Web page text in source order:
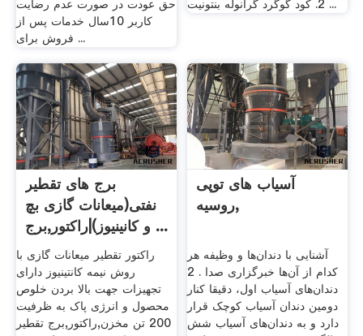
حق عودت در صورت عدم رضایت
کاربر 10سال خدمات پس از
فروش برای ...
2. کود گوگرد گرانوله بنتونیت ...
برج های تقطیر
نفتی(میعانات گازی بچ
و کانینیوز)|راکتور,برج ...
راکتور تقطیر میعانات گازی با
روش نیمه کانتینیوز دارای
تجهیزات جهت بالا بردن خلوص
محصول و انرژی پاک به ظرفیت
200 تن مخزن,راکتور,برج تقطیر
آسیاب های توپی
روسیه,
آشنایی با دندان‌ها و وظیفه هر
کدام از آن‌ها خبرگزاری صدا . 2
دندان‌های آسیاب اول، دقیقا کنار
دومین دندان آسیاب کوچک قرار
دارد و به دندان‌های آسیاب شش